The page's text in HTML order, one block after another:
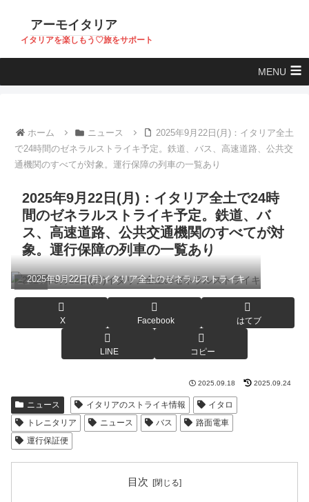
アーモイタリア
イタリアを楽しもう♡旅をサポート
MENU
ホーム ニュース
2025年9月22日(月)：イタリア全土
で24時間のゼネラルストライキ予定。鉄道、バス、高速道路、公共交
通機関のすべてが対象。運行保障の列車の一覧あり
2025年9月22日(月)：イタリア全土で24時
間のゼネラルストライキ予定。鉄道、バ
ス、高速道路、公共交通機関のすべてが対
象。運行保障の列車の一覧あり
ニュース
2025年9月22日(月)イタリア全土のゼネラルストライキ
X Facebook はてブ
LINE コピー
2025.09.18 2025.09.24
ニュース イタリアのストライキ情報
イタロ
トレニタリア
ニュース バス
路面電車
運行保証便
目次